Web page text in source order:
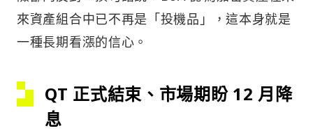
來資產組合中已不再是「投機品」，這本身就是
一種長期看漲的信心。
QT 正式結束、市場期盼 12 月降
息